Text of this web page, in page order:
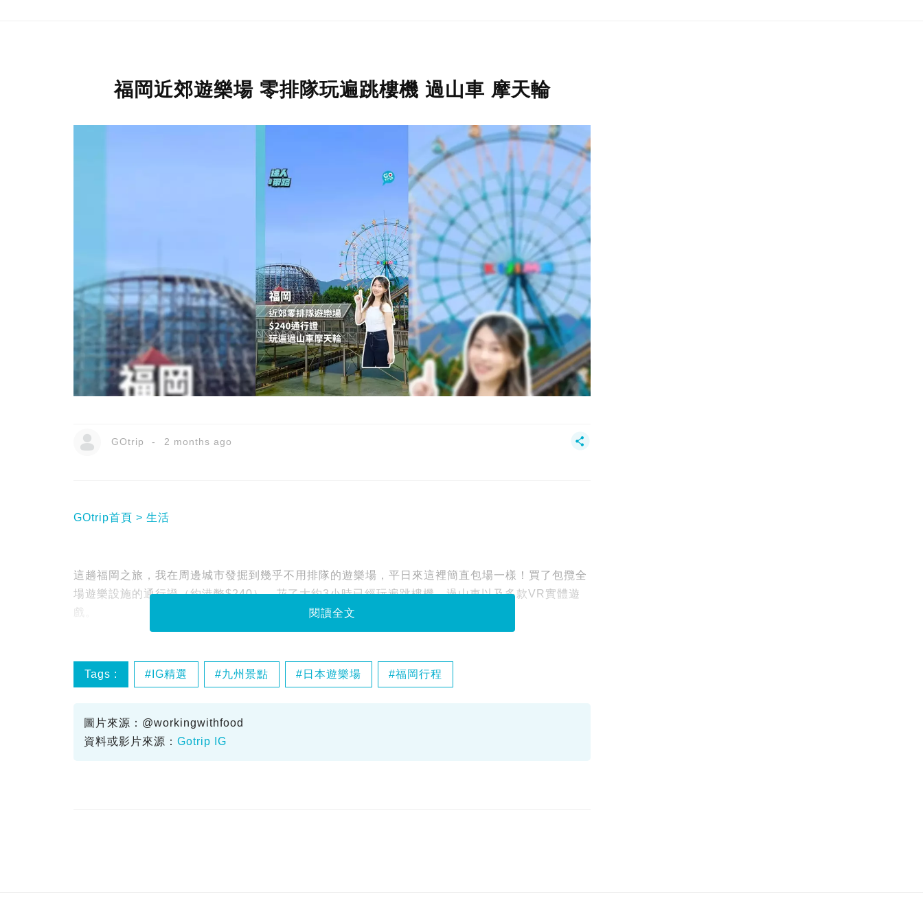
福岡近郊遊樂場 零排隊玩遍跳樓機 過山車 摩天輪
GOtrip 2 months ago
GOtrip首頁 生活
這趟福岡之旅，我在周邊城市發掘到幾乎不用排隊的遊樂場，平日來這裡簡直包場一樣！買了包攬全
場遊樂設施的通行證（約港幣$240），花了大約3小時已經玩遍跳樓機、過山車以及多款VR實體遊
戲。
閱讀全文
Tags : IG精選 九州景點 日本遊樂場 福岡行程
圖片來源：@workingwithfood
資料或影片來源： Gotrip IG